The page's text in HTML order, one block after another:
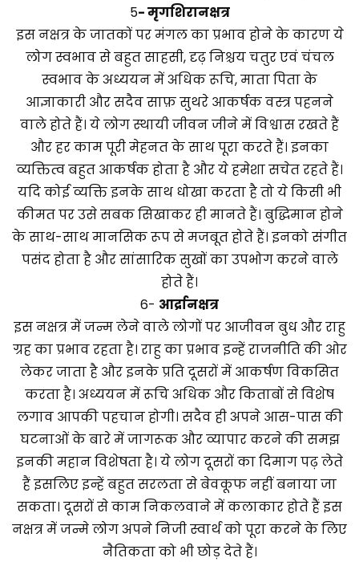
5-मृगशिरानक्षत्र
इस नक्षत्र के जातकों पर मंगल का प्रभाव होने के कारण ये
लोग स्वभाव से बहुत साहसी, दृढ़ निश्चय चतुर एवं चंचल
स्वभाव के अध्ययन में अधिक रूचि, माता पिता के
आज्ञाकारी और सदैव साफ़ सुथरे आकर्षक वस्त्र पहनने
वाले होते हैं। ये लोग स्थायी जीवन जीने में विश्वास रखते हैं
और हर काम पूरी मेहनत के साथ पूरा करते हैं। इनका
व्यक्तित्व बहुत आकर्षक होता है और ये हमेशा सचेत रहते हैं।
यदि कोई व्यक्ति इनके साथ धोखा करता है तो ये किसी भी
कीमत पर उसे सबक सिखाकर ही मानते हैं। बुद्धिमान होने
के साथ-साथ मानसिक रूप से मजबूत होते हैं। इनको संगीत
पसंद होता है और सांसारिक सुखों का उपभोग करने वाले
होते हैं।
6- आर्द्रानक्षत्र
इस नक्षत्र में जन्म लेने वाले लोगों पर आजीवन बुध और राहु
ग्रह का प्रभाव रहता है। राहु का प्रभाव इन्हें राजनीति की ओर
लेकर जाता है और इनके प्रति दूसरों में आकर्षण विकसित
करता है। अध्ययन में रूचि अधिक और किताबों से विशेष
लगाव आपकी पहचान होगी। सदैव ही अपने आस-पास की
घटनाओं के बारे में जागरूक और व्यापार करने की समझ
इनकी महान विशेषता है। ये लोग दूसरों का दिमाग पढ़ लेते
हैं इसलिए इन्हें बहुत सरलता से बेवकूफ नहीं बनाया जा
सकता। दूसरों से काम निकलवाने में कलाकार होते हैं इस
नक्षत्र में जन्मे लोग अपने निजी स्वार्थ को पूरा करने के लिए
नैतिकता को भी छोड़ देते हैं।